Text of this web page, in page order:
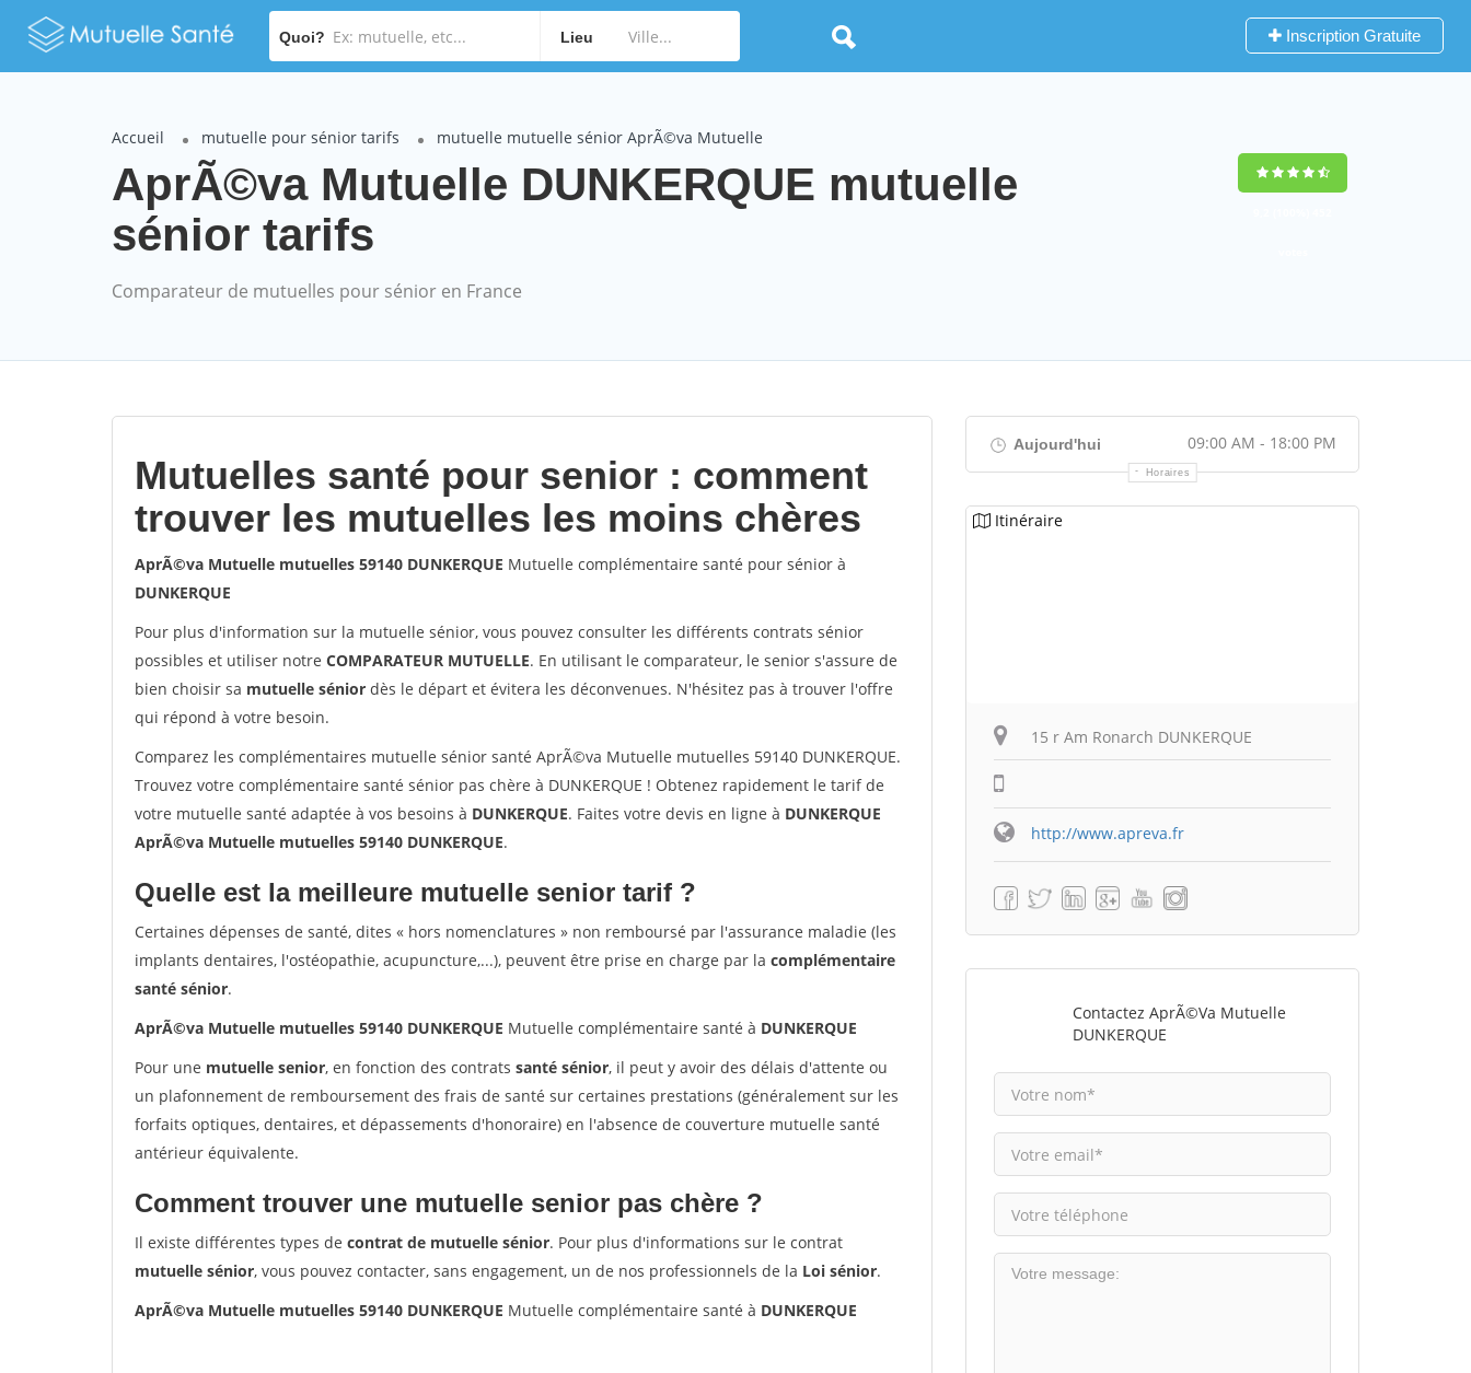
Quoi? Lieu Inscription Gratuite
Accueil mutuelle pour sénior tarifs mutuelle mutuelle sénior AprÃ©va Mutuelle
AprÃ©va Mutuelle DUNKERQUE mutuelle
sénior tarifs
Comparateur de mutuelles pour sénior en France
Mutuelles santé pour senior : comment
trouver les mutuelles les moins chères
AprÃ©va Mutuelle mutuelles 59140 DUNKERQUE Mutuelle complémentaire santé pour sénior à
DUNKERQUE
Pour plus d'information sur la mutuelle sénior, vous pouvez consulter les différents contrats sénior
possibles et utiliser notre COMPARATEUR MUTUELLE. En utilisant le comparateur, le senior s'assure de
bien choisir sa mutuelle sénior dès le départ et évitera les déconvenues. N'hésitez pas à trouver l'offre
qui répond à votre besoin.
Comparez les complémentaires mutuelle sénior santé AprÃ©va Mutuelle mutuelles 59140 DUNKERQUE.
Trouvez votre complémentaire santé sénior pas chère à DUNKERQUE ! Obtenez rapidement le tarif de
votre mutuelle santé adaptée à vos besoins à DUNKERQUE. Faites votre devis en ligne à DUNKERQUE
AprÃ©va Mutuelle mutuelles 59140 DUNKERQUE.
Quelle est la meilleure mutuelle senior tarif ?
Certaines dépenses de santé, dites « hors nomenclatures » non remboursé par l'assurance maladie (les
implants dentaires, l'ostéopathie, acupuncture,...), peuvent être prise en charge par la complémentaire
santé sénior.
AprÃ©va Mutuelle mutuelles 59140 DUNKERQUE Mutuelle complémentaire santé à DUNKERQUE
Pour une mutuelle senior, en fonction des contrats santé sénior, il peut y avoir des délais d'attente ou
un plafonnement de remboursement des frais de santé sur certaines prestations (généralement sur les
forfaits optiques, dentaires, et dépassements d'honoraire) en l'absence de couverture mutuelle santé
antérieur équivalente.
Comment trouver une mutuelle senior pas chère ?
Il existe différentes types de contrat de mutuelle sénior. Pour plus d'informations sur le contrat
mutuelle sénior, vous pouvez contacter, sans engagement, un de nos professionnels de la Loi sénior.
AprÃ©va Mutuelle mutuelles 59140 DUNKERQUE Mutuelle complémentaire santé à DUNKERQUE
Aujourd'hui 09:00 AM - 18:00 PM
Horaires
Itinéraire
15 r Am Ronarch DUNKERQUE
http://www.apreva.fr
Contactez AprÃ©va Mutuelle
DUNKERQUE